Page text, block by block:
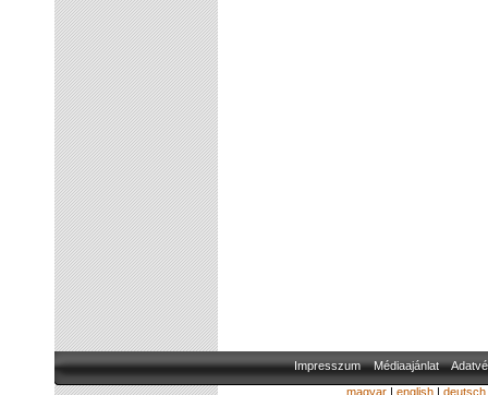
Impresszum Médiaajánlat
magyar| english| deutsch